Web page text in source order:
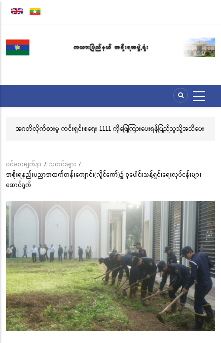
အဓိက
အကြောင်းအရာ
သွား
မည်
လွိုင်ကော်မြို့၊ သမိုင်းဝင်ဆုတောင်းပြည့် မြို့နာမ်ရွှေစေတီတော် လုံးတော်ပြည့်ရွှေ
ဘုံကထိန် အလှူတော်မင်္ဂလာအခမ်းအနား ကျင်းပ
Breadcrumb
ပင်မစာမျက်နှာ / သတင်းများ /
အစိုးရနည်းပညာအထက်တန်းကျောင်း(လွိုင်ကော်)၌ စုပေါင်းသန့်ရှင်းရေးလုပ်ငန်းများ
ဆောင်ရွက်